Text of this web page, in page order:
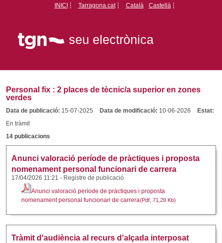
INICI Tarragona.cat Català Castellà
seu electrònica
Personal fix : 2 places de tècnic/a superior en zones
verdes
Data de publicació: 15-07-2025 Data de modificació: 10-06-2026
Estat:
En tràmit
14 publicacions
Anunci valoració període de pràctiques i proposta
nomenament personal funcionari de carrera
17/04/2026 11:21 - Registre de publicació
Anunci valoració període de pràctiques i proposta
nomenament personal funcionari de carrera(Pdf, 71,29 Kb)
Tràmit d'audiència al recurs d'alçada interposat